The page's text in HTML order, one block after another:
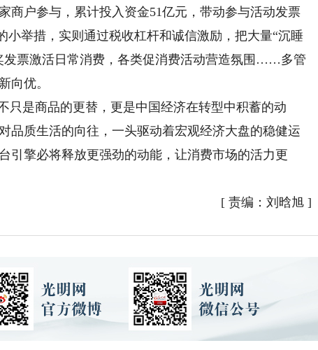
商户参与，累计投入资金51亿元，带动参与活动发票
小举措，实则通过税收杠杆和诚信激励，把大量“沉睡
发票激活日常消费，各类促消费活动营造氛围……多管
向优。
是商品的更替，更是中国经济在转型中积蓄的动
品质生活的向往，一头驱动着宏观经济大盘的稳健运
引擎必将释放更强劲的动能，让消费市场的活力更
[ 责编：刘晗旭 ]